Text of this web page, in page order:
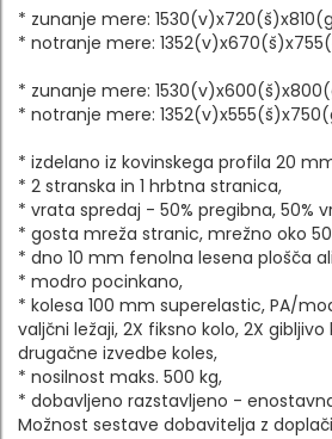
* zunanje mere:
* notranje mere:
* zunanje mere:
* notranje mere:
* izdelano iz kovinskega profila 20
* 2 stranska in 1 hrbtna stranica,
* vrata spredaj - 50% pregibna, 50%
* gosta mreža stranic, mrežno oko
* dno 10 mm fenolna lesena plošča
* modro pocinkano,
* kolesa 100 mm superelastic, PA/
valjčni ležaji, 2X fiksno kolo, 2X
drugačne izvedbe koles,
* nosilnost maks. 500 kg,
* dobavljeno razstavljeno -
Možnost sestave dobavitelja z